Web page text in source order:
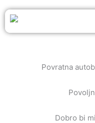
Povratna
Dobro bi